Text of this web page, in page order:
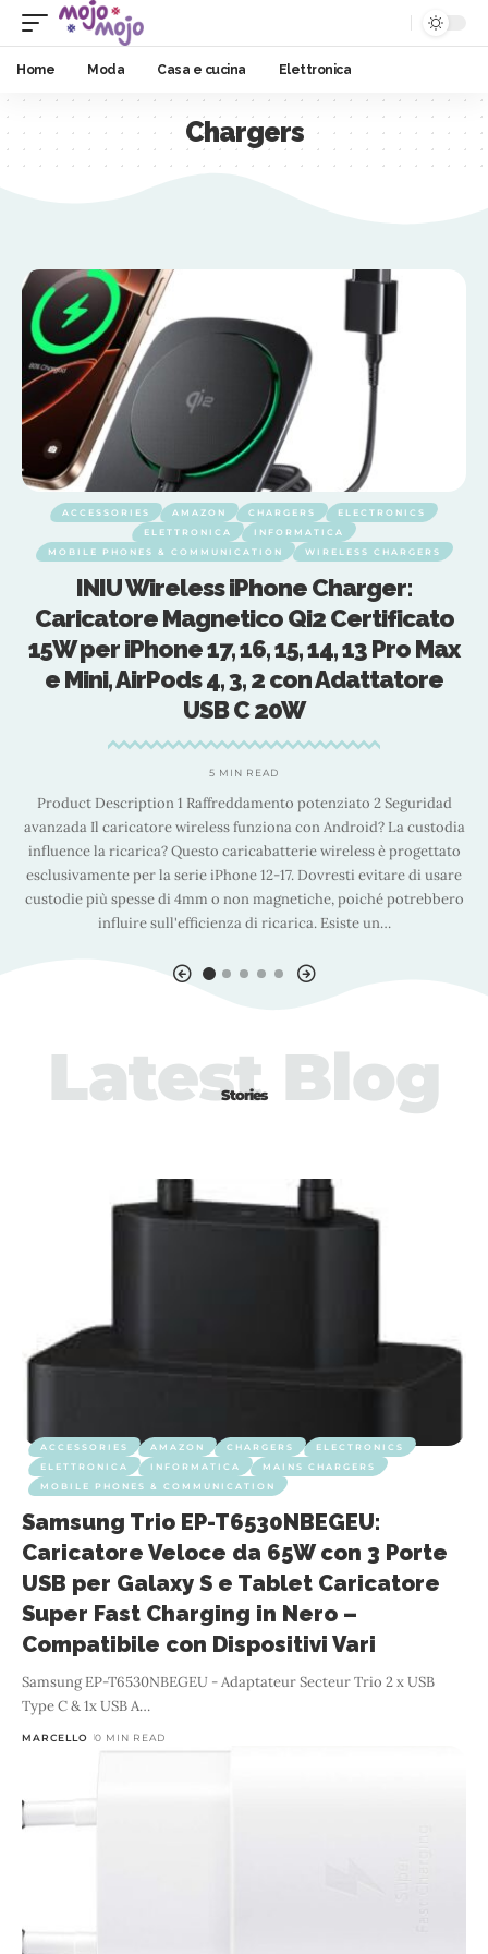
Home Moda Casa e cucina Elettronica
Chargers
ACCESSORIES AMAZON CHARGERS
ELECTRONICS
ELETTRONICA
INFORMATICA
MOBILE PHONES & COMMUNICATION
WIRELESS CHARGERS
INIU Wireless iPhone Charger:
Caricatore Magnetico Qi2 Certificato
15W per iPhone 17, 16, 15, 14, 13 Pro Max
e Mini, AirPods 4, 3, 2 con Adattatore
USB C 20W
5 MIN READ
Product Description 1 Raffreddamento potenziato 2 Seguridad
avanzada Il caricatore wireless funziona con Android? La custodia
influence la ricarica? Questo caricabatterie wireless è progettato
esclusivamente per la serie iPhone 12-17. Dovresti evitare di usare
custodie più spesse di 4mm o non magnetiche, poiché potrebbero
influire sull'efficienza di ricarica. Esiste un…
Stories
Latest Blog
ACCESSORIES AMAZON CHARGERS
ELECTRONICS
ELETTRONICA
INFORMATICA
MAINS CHARGERS
MOBILE PHONES & COMMUNICATION
Samsung Trio EP-T6530NBEGEU:
Caricatore Veloce da 65W con 3 Porte
USB per Galaxy S e Tablet Caricatore
Super Fast Charging in Nero –
Compatibile con Dispositivi Vari
Samsung EP-T6530NBEGEU - Adaptateur Secteur Trio 2 x USB
Type C & 1x USB A…
MARCELLO 0 MIN READ